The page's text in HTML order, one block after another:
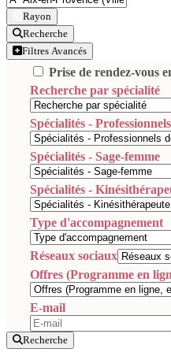
Rayon
Recherche
Filtres Avancés
Prise de rendez-vous
Recherche par spécialité
Spécialités -
Spécialités - Sage-femme
Spécialités -
Type d'accompagnement
Réseaux sociaux
Offres (Programme en
E-mail
Recherche